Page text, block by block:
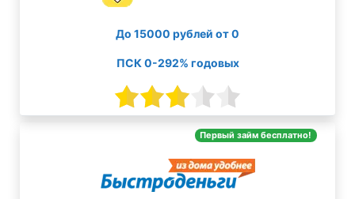
До 15000 рублей от 0
ПСК 0-292% годовых
Первый займ бесплатно!